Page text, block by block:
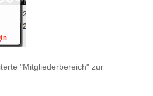
"Mitgliederbereich" zur